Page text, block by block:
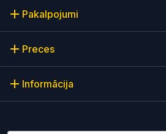
Pakalpojumi
Preces
Informācija